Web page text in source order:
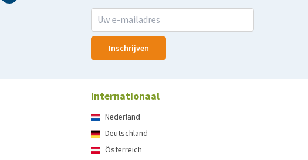
Inschrijven
Internationaal
Nederland
Deutschland
Österreich